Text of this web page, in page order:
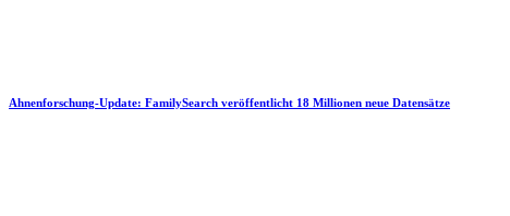
Ahnenforschung-Update: FamilySearch veröffentlicht 18 Millionen neue Datensätze